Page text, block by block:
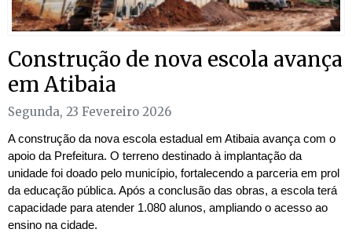
Construção de nova escola avança
em Atibaia
Segunda, 23 Fevereiro 2026
A construção da nova escola estadual em Atibaia avança com o
apoio da Prefeitura. O terreno destinado à implantação da
unidade foi doado pelo município, fortalecendo a parceria em prol
da educação pública. Após a conclusão das obras, a escola terá
capacidade para atender 1.080 alunos, ampliando o acesso ao
ensino na cidade.